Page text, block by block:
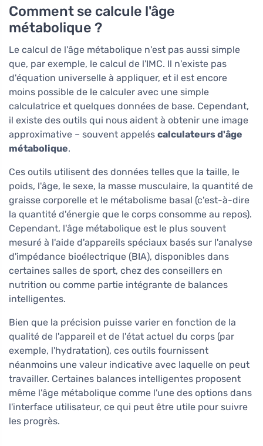
Comment se calcule l'âge
métabolique ?
Le calcul de l'âge métabolique n'est pas aussi simple
que, par exemple, le calcul de l'IMC. Il n'existe pas
d'équation universelle à appliquer, et il est encore
moins possible de le calculer avec une simple
calculatrice et quelques données de base. Cependant,
il existe des outils qui nous aident à obtenir une image
approximative – souvent appelés calculateurs d'âge
métabolique.
Ces outils utilisent des données telles que la taille, le
poids, l'âge, le sexe, la masse musculaire, la quantité de
graisse corporelle et le métabolisme basal (c'est-à-dire
la quantité d'énergie que le corps consomme au repos).
Cependant, l'âge métabolique est le plus souvent
mesuré à l'aide d'appareils spéciaux basés sur l'analyse
d'impédance bioélectrique (BIA), disponibles dans
certaines salles de sport, chez des conseillers en
nutrition ou comme partie intégrante de balances
intelligentes.
Bien que la précision puisse varier en fonction de la
qualité de l'appareil et de l'état actuel du corps (par
exemple, l'hydratation), ces outils fournissent
néanmoins une valeur indicative avec laquelle on peut
travailler. Certaines balances intelligentes proposent
même l'âge métabolique comme l'une des options dans
l'interface utilisateur, ce qui peut être utile pour suivre
les progrès.